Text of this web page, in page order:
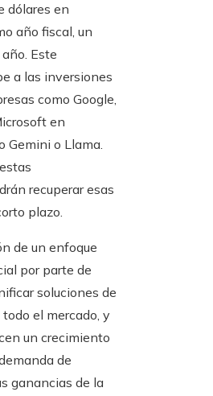
dólares en
año fiscal, un
Este
a las inversiones
como Google,
en
Gemini o Llama.
recuperar esas
plazo.
de un enfoque
por parte de
soluciones de
el mercado, y
un crecimiento
de
ganancias de la